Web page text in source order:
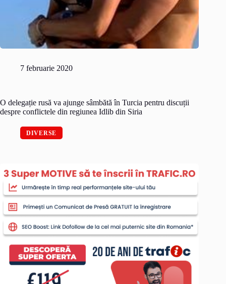
7 februarie 2020
O delegație rusă va ajunge sâmbătă în Turcia pentru discuții
despre conflictele din regiunea Idlib din Siria
DIVERSE